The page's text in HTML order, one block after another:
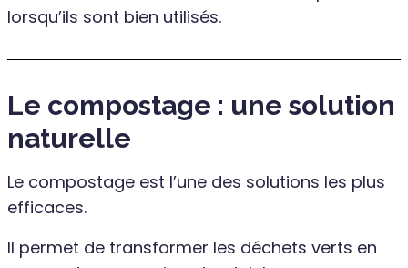
lorsqu’ils sont bien utilisés.
Le compostage : une solution
naturelle
Le compostage est l’une des solutions les plus
efficaces.
Il permet de transformer les déchets verts en